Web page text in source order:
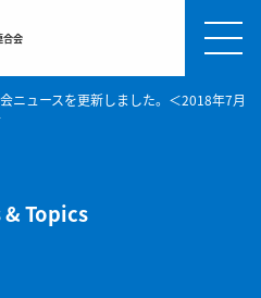
合会
ニュースを更新しました。＜2018年7月
& Topics